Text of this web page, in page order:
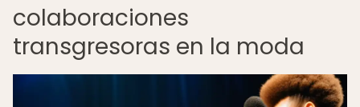
colaboraciones
transgresoras en la moda